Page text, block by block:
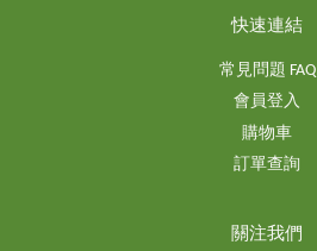
快速連結
常見問題 FAQ
會員登入
購物車
訂單查詢
關注我們